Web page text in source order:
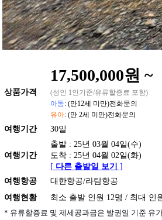
상품가격
17,500,000원 ~
(성인 1인기준/유류할증료 포함)
아동: (만12세 미만)전화문의
유아: (만 2세 미만)전화문의
여행기간 30일
여행기간
출발 : 25년 03월 04일(수)
도착 : 25년 04월 02일(화)
[ 다른 출발일 보기
]
여행항공
대한항공/라탐항공
여행현황
최소 출발 인원 12명 / 최대 인
* 유류할증료 및 제세공과금은 발권일 기준 유